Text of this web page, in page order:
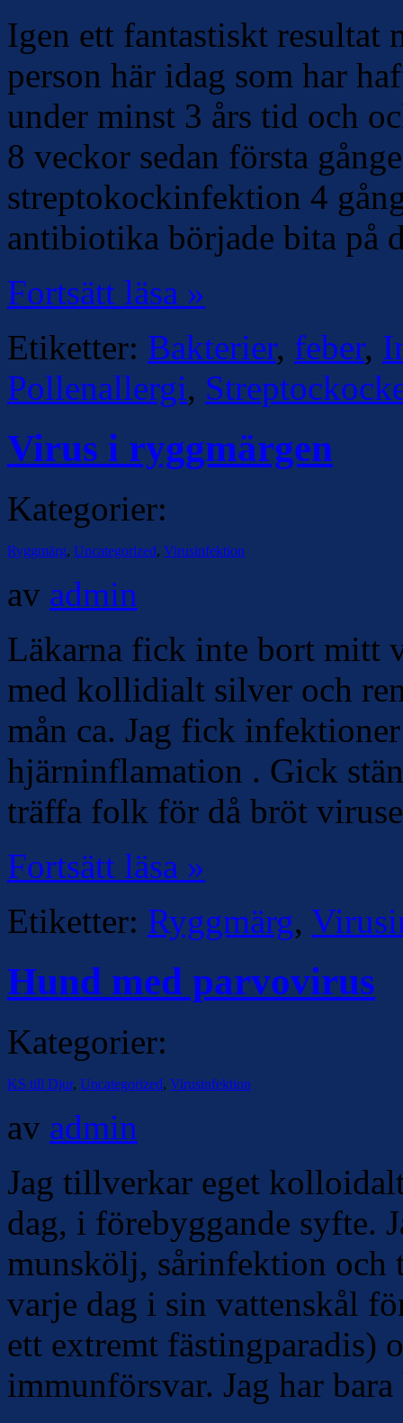
Igen ett fantastiskt resultat
person här idag som har
under minst 3 års tid och
8 veckor sedan första
streptokockinfektion 4
antibiotika började bita på
Fortsätt läsa »
Etiketter: Bakterier, feber,
Pollenallergi,
Virus i ryggmärgen
Kategorier:
Ryggmärg, Uncategorized, Virusinfektion
av admin
Läkarna fick inte bort mitt
med kollidialt silver och
mån ca. Jag fick
hjärninflamation . Gick
träffa folk för då bröt
Fortsätt läsa »
Etiketter: Ryggmärg,
Hund med parvovirus
Kategorier:
KS till Djur, Uncategorized, Virusinfektion
av admin
Jag tillverkar eget
dag, i förebyggande syfte.
munskölj, sårinfektion
varje dag i sin vattenskål
ett extremt fästingparadis)
immunförsvar. Jag har